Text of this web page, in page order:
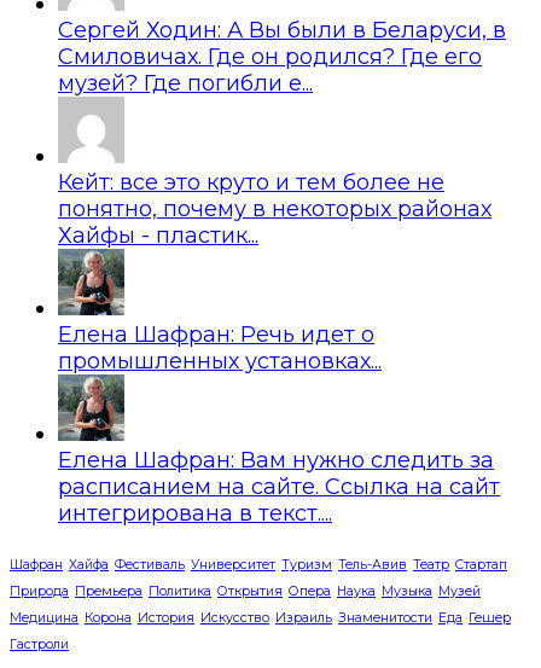
Сергей Ходин: А Вы были в Беларуси, в
Смиловичах. Где он родился? Где его
музей? Где погибли е...
Кейт: все это круто и тем более не
понятно, почему в некоторых районах
Хайфы - пластик...
Елена Шафран: Речь идет о
промышленных установках...
Елена Шафран: Вам нужно следить за
расписанием на сайте. Ссылка на сайт
интегрирована в текст....
Шафран Хайфа Фестиваль Университет Туризм Тель-Авив Театр Стартап
Природа Премьера Политика Открытия Опера Наука Музыка Музей
Медицина Корона История Искусство Израиль Знаменитости Еда Гешер
Гастроли